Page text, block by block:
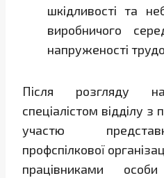
шкідливості та
виробничого
напруженості
Після розгляду
спеціалістом відділу з
участю
профспілкової
працівниками